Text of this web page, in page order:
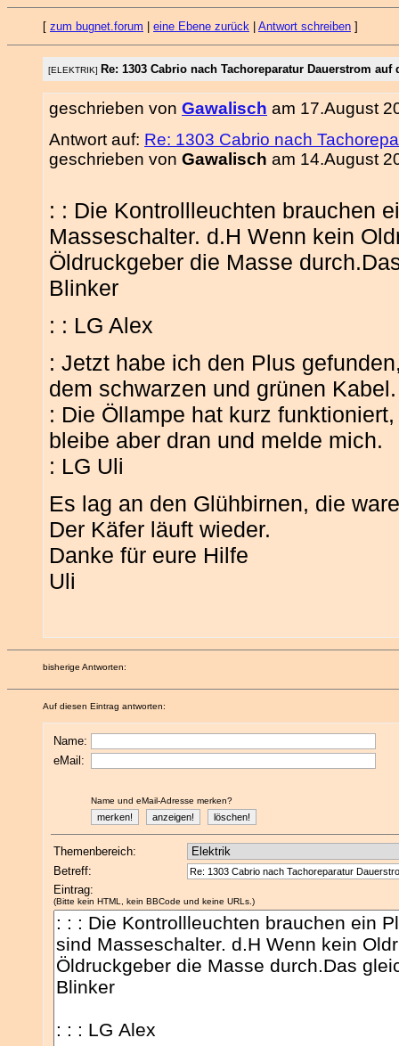
[ zum bugnet.forum eine Ebene zurück Antwort schreiben ]
[ELEKTRIK] Re: 1303 Cabrio nach Tachoreparatur Dauerstrom
geschrieben von Gawalisch am 17.August
Antwort auf: Re: 1303 Cabrio nach
geschrieben von Gawalisch am 14.August
: : Die Kontrollleuchten brauchen
Masseschalter. d.H Wenn kein
Öldruckgeber die Masse
Blinker
: : LG Alex
: Jetzt habe ich den Plus
dem schwarzen und grünen Kabel.
: Die Öllampe hat kurz
bleibe aber dran und melde mich.
: LG Uli
Es lag an den Glühbirnen, die
Der Käfer läuft wieder.
Danke für eure Hilfe
Uli
bisherige Antworten:
Auf diesen Eintrag antworten:
Name:
eMail:
Name und eMail-Adresse merken?
Themenbereich:
Betreff:
Eintrag:
(Bitte kein HTML, kein BBCode und keine URLs.)